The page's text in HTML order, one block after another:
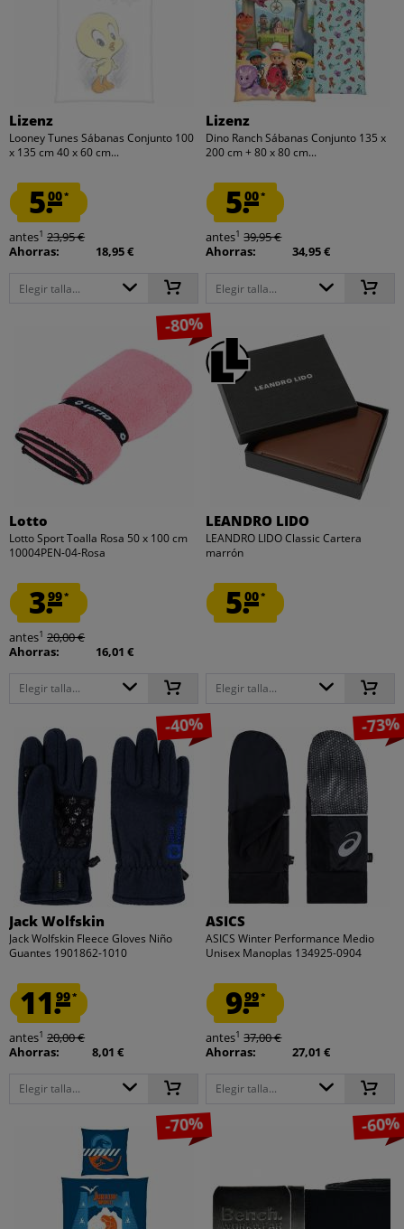
Lizenz
Looney Tunes Sábanas Conjunto 100
x 135 cm 40 x 60 cm...
5.00*
antes1 23,95 €
Ahorras:
18,95 €
Elegir talla...
Lizenz
Dino Ranch Sábanas Conjunto 135 x
200 cm + 80 x 80 cm...
5.00*
antes1 39,95 €
Ahorras:
34,95 €
Elegir talla...
-80%
Lotto
Lotto Sport Toalla Rosa 50 x 100 cm
10004PEN-04-Rosa
3.99*
antes1 20,00 €
Ahorras:
16,01 €
Elegir talla...
LEANDRO LIDO
LEANDRO LIDO Classic Cartera
marrón
5.00*
Elegir talla...
-40%
Jack Wolfskin
Jack Wolfskin Fleece Gloves Niño
Guantes 1901862-1010
11.99*
antes1 20,00 €
Ahorras:
8,01 €
Elegir talla...
-73%
ASICS
ASICS Winter Performance Medio
Unisex Manoplas 134925-0904
9.99*
antes1 37,00 €
Ahorras:
27,01 €
Elegir talla...
-70% -60%